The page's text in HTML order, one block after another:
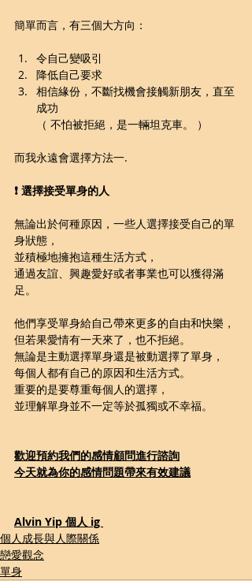
簡單而言，有三個大方向：
令自己變吸引
降低自己要求
相信緣份，不斷找機會接觸新朋友，直至
成功
（ 不怕被拒絕，是一輛坦克車。 ）
而我永遠會選擇方法一.
❗️ 選擇接受單身的人
無論出於何種原因，一些人選擇接受自己的單
身狀態，
並積極地擁抱這種生活方式，
通過友誼、興趣愛好或者事業也可以獲得滿
足。
他們享受單身給自己帶來更多的自由和快樂，
但若果愛情有一天來了，也不拒絕。
無論是主動選擇單身還是被動選擇了單身，
每個人都有自己的原因和生活方式。
重要的是要尊重每個人的選擇，
並理解單身並不一定等於孤獨或不幸福。
歡迎預約我們的感情顧問進行諮詢
今天就為你的感情問題帶來有效建議
Alvin Yip 個人 ig
個人成長與人際關係
戀愛觀念
單身